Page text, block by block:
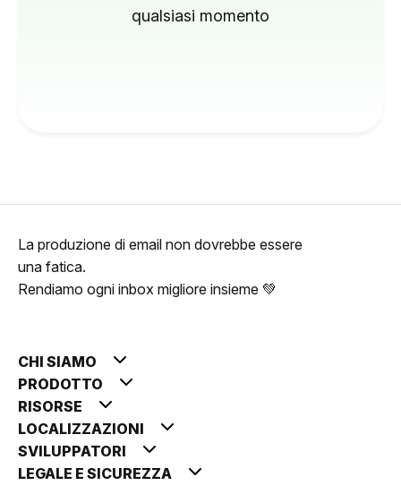
qualsiasi momento
La produzione di email non dovrebbe essere
una fatica.
Rendiamo ogni inbox migliore insieme 💚
CHI SIAMO
PRODOTTO
RISORSE
LOCALIZZAZIONI
SVILUPPATORI
LEGALE E SICUREZZA